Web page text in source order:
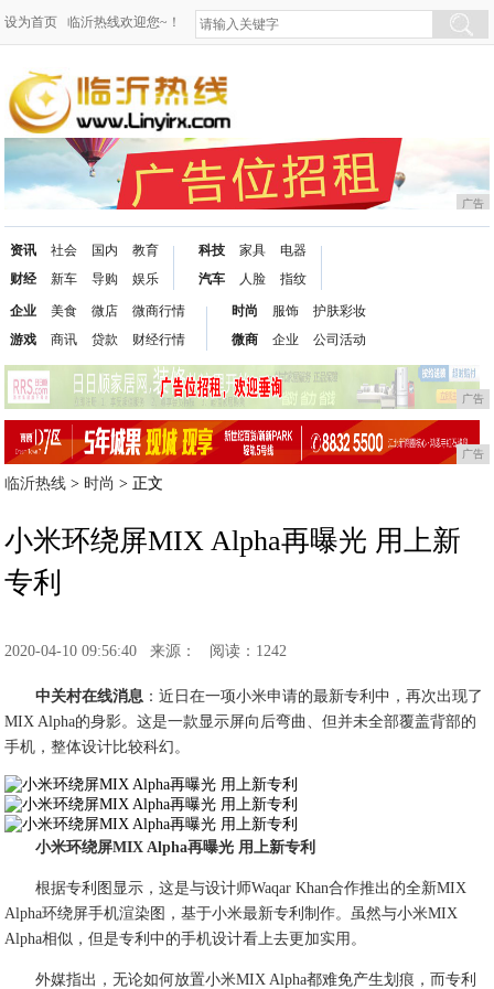
设为首页 临沂热线欢迎您~！
广告
资讯
财经
社会
新车
国内
导购
教育
娱乐
科技
汽车
家具
人脸
电器
指纹
企业
游戏
美食
商讯
微店
贷款
微商行情
财经行情
时尚
微商
服饰
企业
护肤彩妆
公司活动
广告
广告
临沂热线 > 时尚 > 正文
小米环绕屏MIX Alpha再曝光 用上新
专利
2020-04-10 09:56:40 来源： 阅读：1242
中关村在线消息 ：近日在一项小米申请的最新专利中，再次出现了
MIX Alpha的身影。这是一款显示屏向后弯曲、但并未全部覆盖背部的
手机，整体设计比较科幻。
小米环绕屏MIX Alpha再曝光 用上新专利
根据专利图显示，这是与设计师Waqar Khan合作推出的全新MIX
Alpha环绕屏手机渲染图，基于小米最新专利制作。虽然与小米MIX
Alpha相似，但是专利中的手机设计看上去更加实用。
外媒指出，无论如何放置小米MIX Alpha都难免产生划痕，而专利